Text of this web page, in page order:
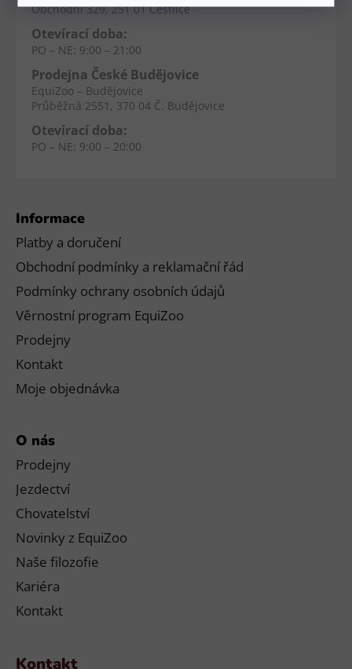
Informace
Platby a doručení
Obchodní podmínky a reklamační řád
Podmínky ochrany osobních údajů
Věrnostní program EquiZoo
Prodejny
Kontakt
Moje objednávka
O nás
Prodejny
Jezdectví
Chovatelství
Novinky z EquiZoo
Naše filozofie
Kariéra
Kontakt
Kontakt
Obchodní 329, 251 01 Čestlice
Otevírací doba:
PO – NE: 9:00 – 21:00
Prodejna České Budějovice
EquiZoo – Budějovice
Průběžná 2551, 370 04 Č. Budějovice
Otevírací doba:
PO – NE: 9:00 – 20:00